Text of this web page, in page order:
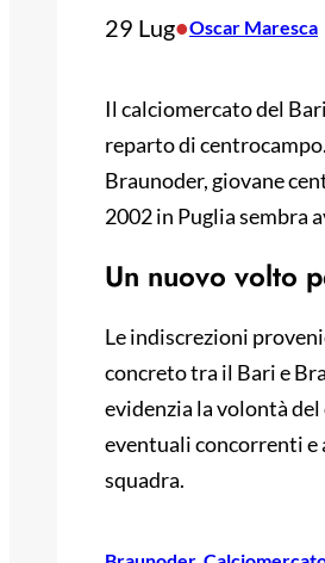
29 Lug•Oscar Maresca
Il calciomercato del
reparto di
Braunoder, giovane
2002 in Puglia sembra
Un nuovo volto
Le indiscrezioni
concreto tra il Bari e
evidenzia la volontà
eventuali concorrenti e
squadra.